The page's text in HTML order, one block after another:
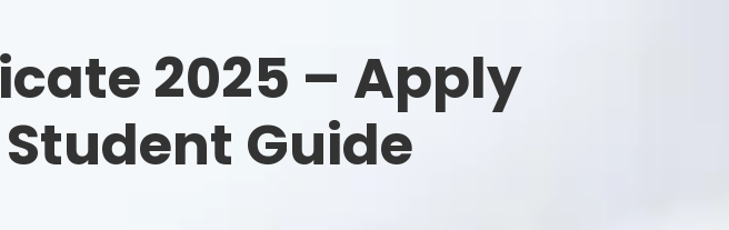
2025 – Apply
Guide